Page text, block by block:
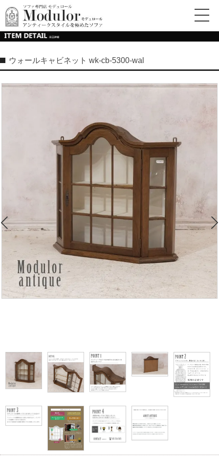
ウォールキャビネット wk-cb-5300-wal